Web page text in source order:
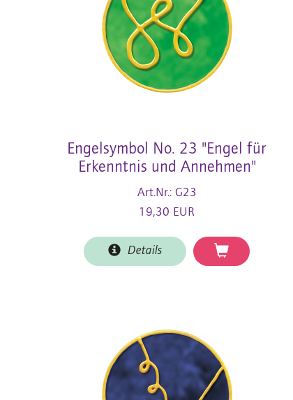
Engelsymbol No. 23 "Engel für
Erkenntnis und Annehmen"
Art.Nr.: G23
19,30 EUR
Details